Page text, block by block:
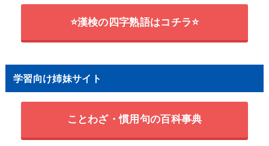
⭐漢検の四字熟語はコチラ⭐
学習向け姉妹サイト
ことわざ・慣用句の百科事典